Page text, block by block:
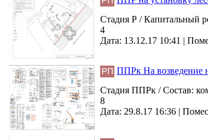
Стадия Р / Капитальный
4
Дата: 13.12.17 10:41 |
ППРк На возведение
Стадия ППРк / Состав:
8
Дата: 29.8.17 16:36 |